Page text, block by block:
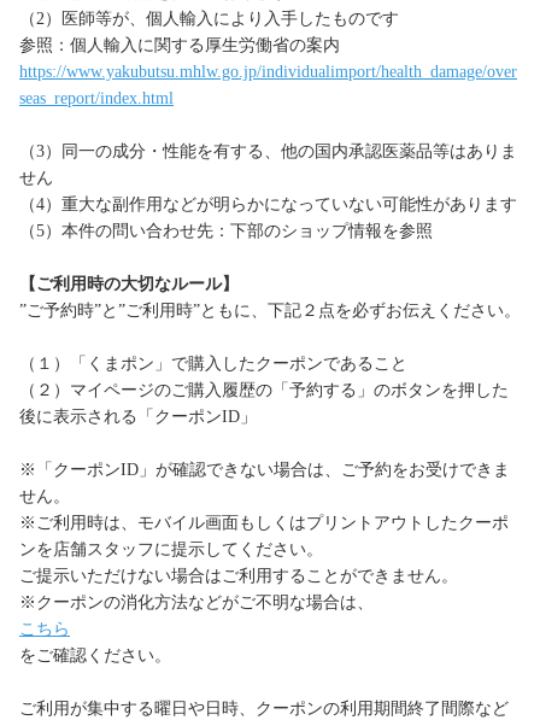
（2）医師等が、個人輸入により入手したものです
参照：個人輸入に関する厚生労働省の案内
https://www.yakubutsu.mhlw.go.jp/individualimport/health_damage/over
seas_report/index.html
（3）同一の成分・性能を有する、他の国内承認医薬品等はありま
せん
（4）重大な副作用などが明らかになっていない可能性があります
（5）本件の問い合わせ先：下部のショップ情報を参照
【ご利用時の大切なルール】
”ご予約時”と”ご利用時”ともに、下記２点を必ずお伝えください。
（１）「くまポン」で購入したクーポンであること
（２）マイページのご購入履歴の「予約する」のボタンを押した
後に表示される「クーポンID」
※「クーポンID」が確認できない場合は、ご予約をお受けできま
せん。
※ご利用時は、モバイル画面もしくはプリントアウトしたクーポ
ンを店舗スタッフに提示してください。
ご提示いただけない場合はご利用することができません。
※クーポンの消化方法などがご不明な場合は、
こちら
をご確認ください。
ご利用が集中する曜日や日時、クーポンの利用期間終了間際など